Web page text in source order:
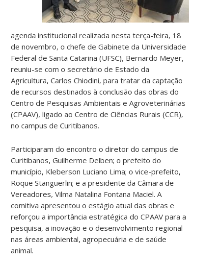
agenda institucional realizada nesta terça-feira, 18
de novembro, o chefe de Gabinete da Universidade
Federal de Santa Catarina (UFSC), Bernardo Meyer,
reuniu-se com o secretário de Estado da
Agricultura, Carlos Chiodini, para tratar da captação
de recursos destinados à conclusão das obras do
Centro de Pesquisas Ambientais e Agroveterinárias
(CPAAV), ligado ao Centro de Ciências Rurais (CCR),
no campus de Curitibanos.
Participaram do encontro o diretor do campus de
Curitibanos, Guilherme Delben; o prefeito do
município, Kleberson Luciano Lima; o vice-prefeito,
Roque Stanguerlin; e a presidente da Câmara de
Vereadores, Vilma Natalina Fontana Maciel. A
comitiva apresentou o estágio atual das obras e
reforçou a importância estratégica do CPAAV para a
pesquisa, a inovação e o desenvolvimento regional
nas áreas ambiental, agropecuária e de saúde
animal.